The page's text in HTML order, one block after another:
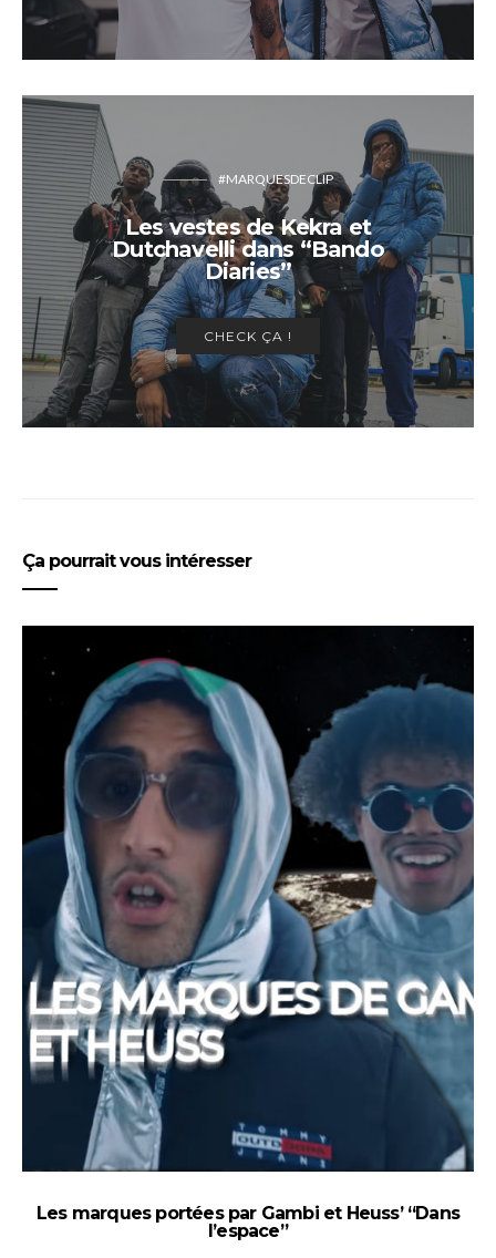
#MARQUESDECLIP
Les vestes de Kekra et
Dutchavelli dans “Bando
Diaries”
CHECK ÇA !
Ça pourrait vous intéresser
Les marques portées par Gambi et Heuss’ “Dans
l’espace”